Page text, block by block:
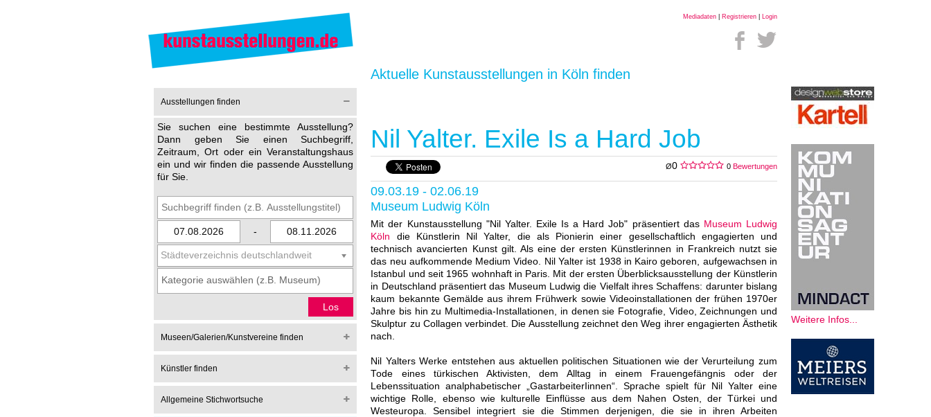
Weitere Infos...
Mediadaten| Registrieren| Login
Aktuelle Kunstausstellungen in Köln finden
Ausstellungen finden
Sie suchen eine bestimmte Ausstellung?
Dann geben Sie einen Suchbegriff,
Zeitraum, Ort oder ein Veranstaltungshaus
ein und wir finden die passende Ausstellung
für Sie.
-
Städteverzeichnis deutschlandweit
Museen/Galerien/Kunstvereine finden
Künstler finden
Allgemeine Stichwortsuche
Nil Yalter. Exile Is a Hard Job
Ø0 0Bewertungen
09.03.19 - 02.06.19
Museum Ludwig Köln
Mit der Kunstausstellung "Nil Yalter. Exile Is a Hard Job" präsentiert das Museum Ludwig
Köln die Künstlerin Nil Yalter, die als Pionierin einer gesellschaftlich engagierten und
technisch avancierten Kunst gilt. Als eine der ersten Künstlerinnen in Frankreich nutzt sie
das neu aufkommende Medium Video. Nil Yalter ist 1938 in Kairo geboren, aufgewachsen in
Istanbul und seit 1965 wohnhaft in Paris. Mit der ersten Überblicksausstellung der Künstlerin
in Deutschland präsentiert das Museum Ludwig die Vielfalt ihres Schaffens: darunter bislang
kaum bekannte Gemälde aus ihrem Frühwerk sowie Videoinstallationen der frühen 1970er
Jahre bis hin zu Multimedia-Installationen, in denen sie Fotografie, Video, Zeichnungen und
Skulptur zu Collagen verbindet. Die Ausstellung zeichnet den Weg ihrer engagierten Ästhetik
nach.
Nil Yalters Werke entstehen aus aktuellen politischen Situationen wie der Verurteilung zum
Tode eines türkischen Aktivisten, dem Alltag in einem Frauengefängnis oder der
Lebenssituation analphabetischer „GastarbeiterIinnen“. Sprache spielt für Nil Yalter eine
wichtige Rolle, ebenso wie kulturelle Einflüsse aus dem Nahen Osten, der Türkei und
Westeuropa. Sensibel integriert sie die Stimmen derjenigen, die sie in ihren Arbeiten